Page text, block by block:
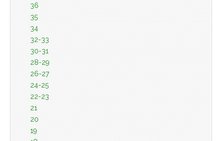
36
35
34
32-33
30-31
28-29
26-27
24-25
22-23
21
20
19